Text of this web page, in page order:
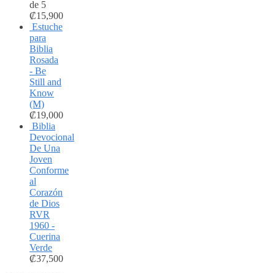
de 5
₡15,900
Estuche
para
Biblia
Rosada
- Be
Still and
Know
(M)
₡19,000
Biblia
Devocional
De Una
Joven
Conforme
al
Corazón
de Dios
RVR
1960 -
Cuerina
Verde
₡37,500